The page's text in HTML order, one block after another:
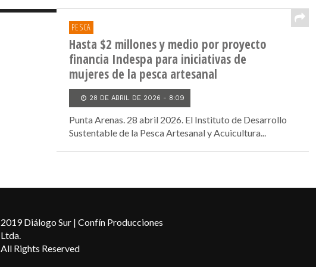
PESCA
Hasta $2 millones y medio por proyecto
financia Indespa para iniciativas de
mujeres de la pesca artesanal
28 DE ABRIL DE 2026 - 8:09
Punta Arenas. 28 abril 2026. El Instituto de Desarrollo
Sustentable de la Pesca Artesanal y Acuicultura...
2019 Diálogo Sur | Confín Producciones
Ltda.
All Rights Reserved